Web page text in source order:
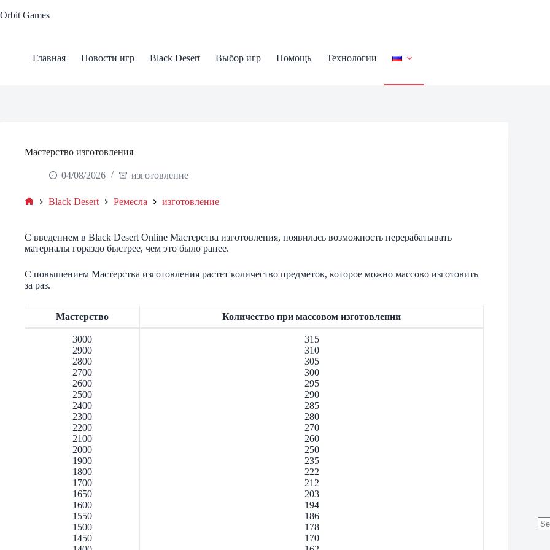
to
Orbit Games
Главная Новости игр Black Desert Выбор игр Помощь Технологии
Мастерство изготовления
04/08/2026 изготовление
Black Desert Ремесла изготовление
С введением в Black Desert Online Мастерства изготовления, появилась возможность перерабатывать
материалы гораздо быстрее, чем это было ранее.
С повышением Мастерства изготовления растет количество предметов, которое можно массово изготовить
за раз.
Мастерство Количество при массовом изготовлении
3000
2900
2800
2700
2600
2500
2400
2300
2200
2100
2000
1900
1800
1700
1650
1600
1550
1500
1450
315
310
305
300
295
290
285
280
270
260
250
235
222
212
203
194
186
178
170